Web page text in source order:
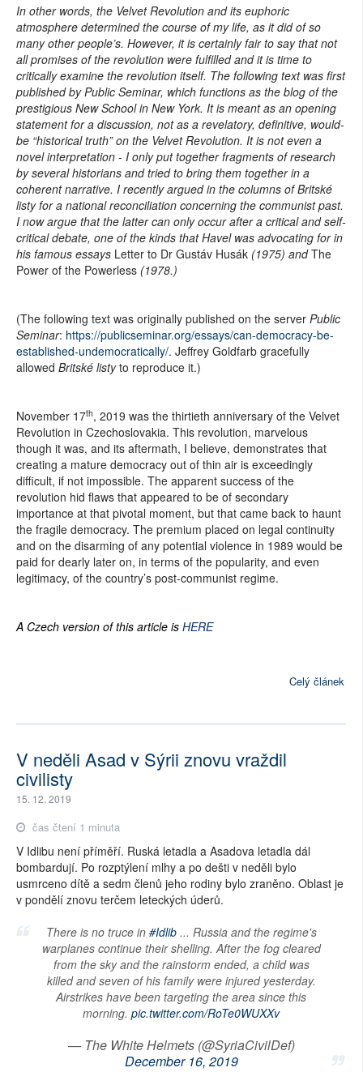
In other words, the Velvet Revolution and its euphoric
atmosphere determined the course of my life, as it did of so
many other people’s. However, it is certainly fair to say that not
all promises of the revolution were fulfilled and it is time to
critically examine the revolution itself. The following text was first
published by Public Seminar, which functions as the blog of the
prestigious New School in New York. It is meant as an opening
statement for a discussion, not as a revelatory, definitive, would-
be “historical truth” on the Velvet Revolution. It is not even a
novel interpretation - I only put together fragments of research
by several historians and tried to bring them together in a
coherent narrative. I recently argued in the columns of Britské
listy for a national reconciliation concerning the communist past.
I now argue that the latter can only occur after a critical and self-
critical debate, one of the kinds that Havel was advocating for in
his famous essays Letter to Dr Gustáv Husák (1975) andThe
Power of the Powerless (1978.)
(The following text was originally published on the server Public
Seminar: https://publicseminar.org/essays/can-democracy-be-
established-undemocratically/. Jeffrey Goldfarb gracefully
allowed Britské listyto reproduce it.)
November 17th, 2019 was the thirtieth anniversary of the Velvet
Revolution in Czechoslovakia. This revolution, marvelous
though it was, and its aftermath, I believe, demonstrates that
creating a mature democracy out of thin air is exceedingly
difficult, if not impossible. The apparent success of the
revolution hid flaws that appeared to be of secondary
importance at that pivotal moment, but that came back to haunt
the fragile democracy. The premium placed on legal continuity
and on the disarming of any potential violence in 1989 would be
paid for dearly later on, in terms of the popularity, and even
legitimacy, of the country’s post-communist regime.
A Czech version of this article is HERE
Celý článek
V neděli Asad v Sýrii znovu vraždil
civilisty
15. 12. 2019
čas čtení 1 minuta
V Idlibu není příměří. Ruská letadla a Asadova letadla dál
bombardují. Po rozptýlení mlhy a po dešti v neděli bylo
usmrceno dítě a sedm členů jeho rodiny bylo zraněno. Oblast je
v pondělí znovu terčem leteckých úderů.
There is no truce in #Idlib... Russia and the regime's
warplanes continue their shelling. After the fog cleared
from the sky and the rainstorm ended, a child was
killed and seven of his family were injured yesterday.
Airstrikes have been targeting the area since this
morning. pic.twitter.com/RoTe0WUXXv
— The White Helmets (@SyriaCivilDef)
December 16, 2019